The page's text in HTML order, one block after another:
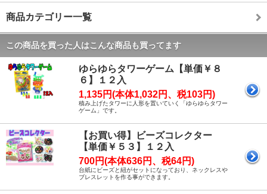
商品カテゴリー一覧
この商品を買った人はこんな商品も買ってます
ゆらゆらタワーゲーム【単価￥８
６】１２入
1,135円(本体1,032円、税103円)
積み上げたタワーに人形を置いていく「ゆらゆらタワー
ゲーム」です。
【お買い得】ビーズコレクター
【単価￥５３】１２入
700円(本体636円、税64円)
台紙にビーズと紐がセットになっており、ネックレスや
ブレスレットを作る事ができます。